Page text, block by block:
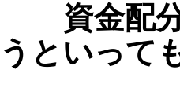
資金配
といって